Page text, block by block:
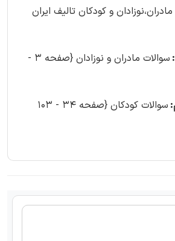
و کودکان تالیف ایران
سوالات مادران و نوزادان {صفحه 3 -
سوالات کودکان {صفحه 34 - 103